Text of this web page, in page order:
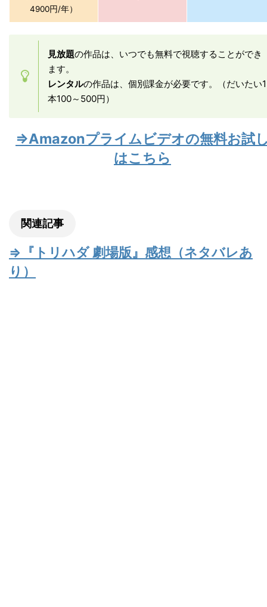
4900円/年）
見放題の作品は、いつでも無料で視聴することができ
ます。
レンタルの作品は、個別課金が必要です。（だいたい1
本100～500円）
⇒Amazonプライムビデオの無料お試
はこちら
関連記事
⇒『トリハダ 劇場版』感想（ネタバレあ
り）